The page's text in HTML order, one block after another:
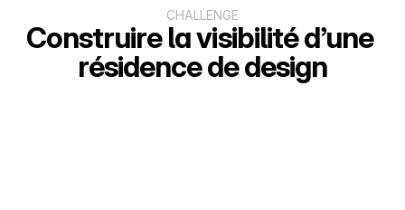
CHALLENGE
Construire la visibilité d’une
résidence de design